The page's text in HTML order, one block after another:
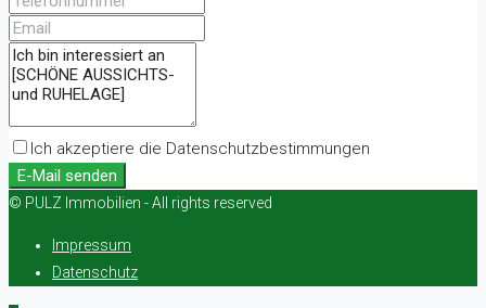
Ich akzeptiere die Datenschutzbestimmungen
E-Mail senden
© PULZ Immobilien - All rights reserved
Impressum
Datenschutz